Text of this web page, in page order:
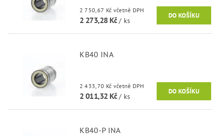
2 750,67 Kč včetně DPH
2 273,28 Kč/ ks
KB40 INA
2 433,70 Kč včetně DPH
2 011,32 Kč/ ks
KB40-P INA